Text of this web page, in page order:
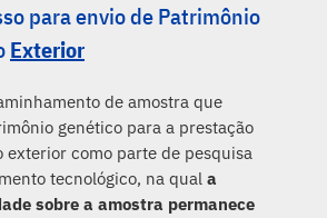
para envio de Patrimônio
Exterior
de amostra que
genético para a prestação
exterior como parte de pesquisa
tecnológico, na qual a
sobre a amostra permanece